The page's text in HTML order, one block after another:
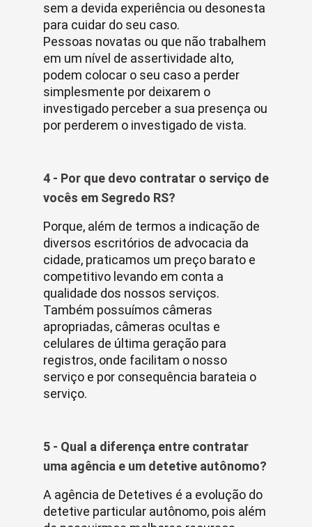
sem a devida experiência ou desonesta
para cuidar do seu caso.
Pessoas novatas ou que não trabalhem
em um nível de assertividade alto,
podem colocar o seu caso a perder
simplesmente por deixarem o
investigado perceber a sua presença ou
por perderem o investigado de vista.
4 - Por que devo contratar o serviço de
vocês em Segredo RS?
Porque, além de termos a indicação de
diversos escritórios de advocacia da
cidade, praticamos um preço barato e
competitivo levando em conta a
qualidade dos nossos serviços.
Também possuímos câmeras
apropriadas, câmeras ocultas e
celulares de última geração para
registros, onde facilitam o nosso
serviço e por consequência barateia o
serviço.
5 - Qual a diferença entre contratar
uma agência e um detetive autônomo?
A agência de Detetives é a evolução do
detetive particular autônomo, pois além